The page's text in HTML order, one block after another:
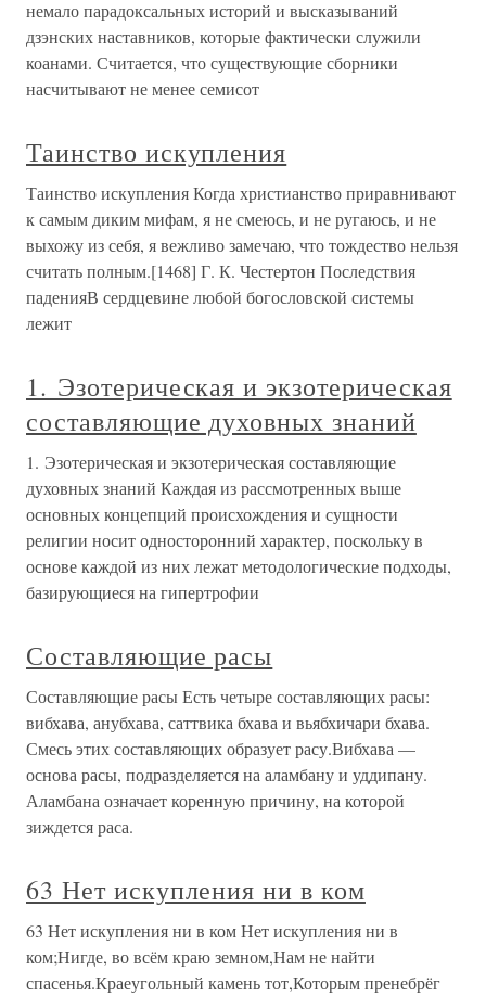
немало парадоксальных историй и высказываний
дзэнских наставников, которые фактически служили
коанами. Считается, что существующие сборники
насчитывают не менее семисот
Таинство искупления
Таинство искупления Когда христианство приравнивают
к самым диким мифам, я не смеюсь, и не ругаюсь, и не
выхожу из себя, я вежливо замечаю, что тождество нельзя
считать полным.[1468] Г. К. Честертон Последствия
паденияВ сердцевине любой богословской системы
лежит
1. Эзотерическая и экзотерическая
составляющие духовных знаний
1. Эзотерическая и экзотерическая составляющие
духовных знаний Каждая из рассмотренных выше
основных концепций происхождения и сущности
религии носит односторонний характер, поскольку в
основе каждой из них лежат методологические подходы,
базирующиеся на гипертрофии
Составляющие расы
Составляющие расы Есть четыре составляющих расы:
вибхава, анубхава, саттвика бхава и вьябхичари бхава.
Смесь этих составляющих образует расу.Вибхава —
основа расы, подразделяется на аламбану и уддипану.
Аламбана означает коренную причину, на которой
зиждется раса.
63 Нет искупления ни в ком
63 Нет искупления ни в ком Нет искупления ни в
ком;Нигде, во всём краю земном,Нам не найти
спасенья.Краеугольный камень тот,Которым пренебрёг